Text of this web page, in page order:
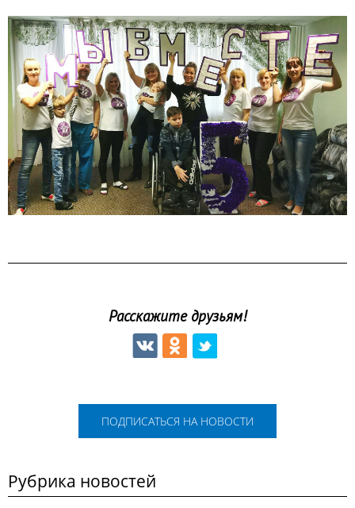
Расскажите друзьям!
ПОДПИСАТЬСЯ НА НОВОСТИ
Рубрика новостей